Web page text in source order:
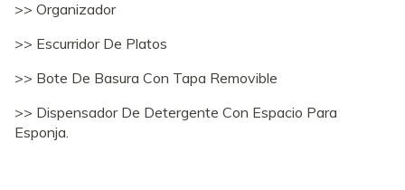
>> Organizador
>> Escurridor De Platos
>> Bote De Basura Con Tapa Removible
>> Dispensador De Detergente Con Espacio Para
Esponja.